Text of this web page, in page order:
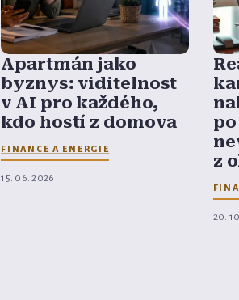
Apartmán jako
byznys: viditelnost
v AI pro každého,
kdo hostí z domova
FINANCE A ENERGIE
15. 06. 2026
z
20.